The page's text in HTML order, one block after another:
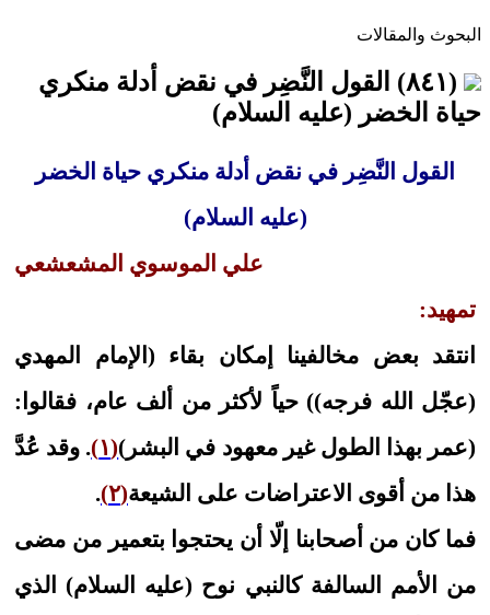
البحوث والمقالات
(٨٤١) القول النَّضِر في نقض أدلة منكري
حياة الخضر (عليه السلام)
القول النَّضِر في نقض أدلة منكري حياة الخضر
(عليه السلام)
علي الموسوي المشعشعي
تمهيد:
انتقد بعض مخالفينا إمكان بقاء (الإمام المهدي
(عجّل الله فرجه)) حياً لأكثر من ألف عام، فقالوا:
(عمر بهذا الطول غير معهود في البشر)(١)
. وقد عُدَّ
هذا من أقوى الاعتراضات على الشيعة(٢)
.
فما كان من أصحابنا إلّا أن يحتجوا بتعمير من مضى
من الأمم السالفة كالنبي نوح (عليه السلام) الذي